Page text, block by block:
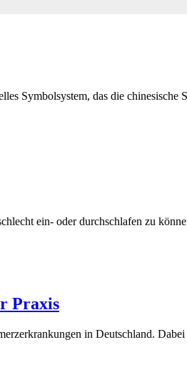
Symbolsystem, das die chinesische
ein- oder durchschlafen zu
Praxis
in Deutschland.